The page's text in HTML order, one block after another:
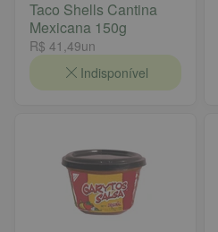
Taco Shells Cantina
Mexicana 150g
R$ 41,49un
Indisponível